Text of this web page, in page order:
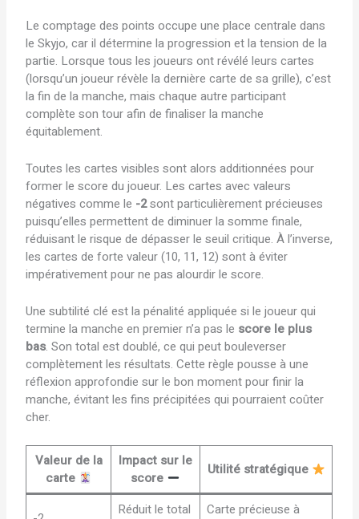
Le comptage des points occupe une place centrale dans
le Skyjo, car il détermine la progression et la tension de la
partie. Lorsque tous les joueurs ont révélé leurs cartes
(lorsqu’un joueur révèle la dernière carte de sa grille), c’est
la fin de la manche, mais chaque autre participant
complète son tour afin de finaliser la manche
équitablement.
Toutes les cartes visibles sont alors additionnées pour
former le score du joueur. Les cartes avec valeurs
négatives comme le -2sont particulièrement précieuses
puisqu’elles permettent de diminuer la somme finale,
réduisant le risque de dépasser le seuil critique. À l’inverse,
les cartes de forte valeur (10, 11, 12) sont à éviter
impérativement pour ne pas alourdir le score.
Une subtilité clé est la pénalité appliquée si le joueur qui
termine la manche en premier n’a pas le score le plus
bas. Son total est doublé, ce qui peut bouleverser
complètement les résultats. Cette règle pousse à une
réflexion approfondie sur le bon moment pour finir la
manche, évitant les fins précipitées qui pourraient coûter
cher.
Valeur de la
carte
Impact sur le
score
Utilité stratégique
Réduit le total
Carte précieuse à